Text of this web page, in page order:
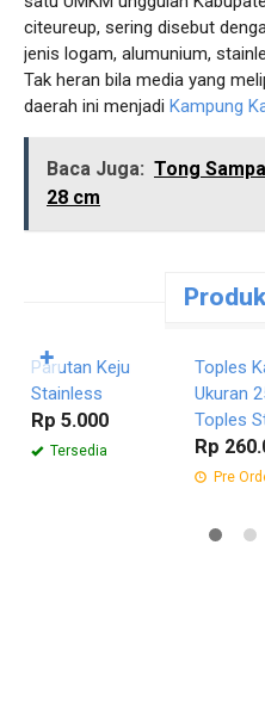
citeureup, sering disebut
jenis logam, alumunium,
Tak heran bila media yang
daerah ini menjadi Kampung
Baca Juga: Tong
28 cm
Parutan Keju
Stainless
Rp 5.000
Tersedia
✚
Toples
Ukuran
Toples
Rp
Pre